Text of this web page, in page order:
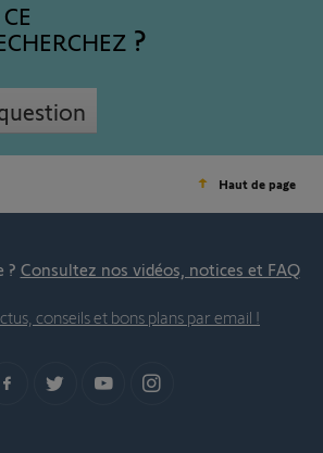
Haut de page
? Consultez nos vidéos, notices et FAQ
conseils et bons plans par email !